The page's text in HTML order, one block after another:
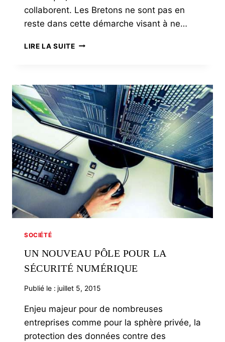
collaborent. Les Bretons ne sont pas en
reste dans cette démarche visant à ne…
LIRE LA SUITEL’OCÉAN
RÉGULATION
CLIMATIQUE
SOCIÉTÉ
UN NOUVEAU PÔLE POUR LA
SÉCURITÉ NUMÉRIQUE
Publié le : juillet 5, 2015
Enjeu majeur pour de nombreuses
entreprises comme pour la sphère privée, la
protection des données contre des